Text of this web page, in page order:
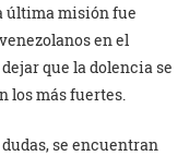
última misión fue
en el
que la dolencia se
los más fuertes.
se encuentran